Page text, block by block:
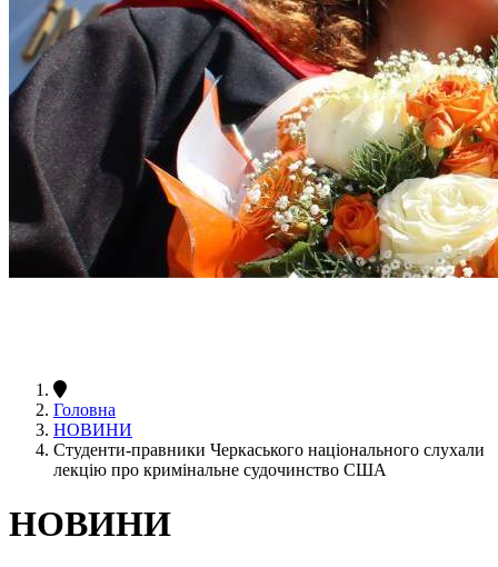
Головна
НОВИНИ
Студенти-правники Черкаського національного слухали
лекцію про кримінальне судочинство США
НОВИНИ